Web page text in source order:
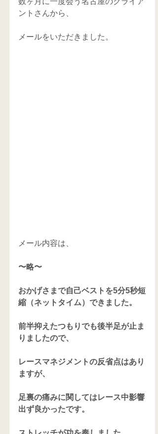
ントさんから、
メールをいただきました。
メール内容は、
〜略〜
おかげさまで自己ベストを5分5秒短
縮（ネットタイム）できました。
前半抑えたつもりでも後半足が止ま
りましたので、
レースマネジメントの反省点はあり
ますが、
足裏の痛みに関してはレース中影響
出ず良かったです。